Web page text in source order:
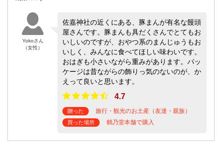
Yokoさん
（女性）
佐嘉神社の近くにある、豚まんが有名な饅頭
屋さんです。豚まんも具だくさんでとてもお
いしいのですが、おやつ系のまんじゅうもお
いしく、みんなに食べてほしい味わいです。
おはぎも小さいながら重みがあります。パッ
ケージは昔ながらの飾りっ気のないのが、か
えって良いと思います。
4.7
贈った 旅行・観光のお土産（友達・親族）
買った場所 鶴乃堂本舗で購入